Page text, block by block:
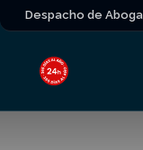
Despacho de